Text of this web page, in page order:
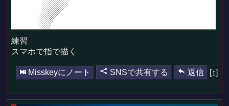
練習
スマホで指で描く
Misskeyにノート SNSで共有する 返信 [↑]